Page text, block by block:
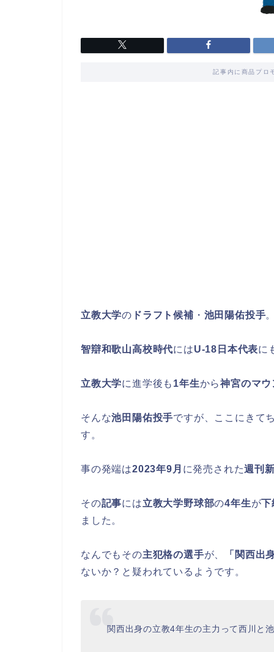
記事内に商品プロ
立教大学の ドラフト候補 ・ 池田陽佑投手
智辯和歌山高校時代にはU-18日本代表に
立教大学に進学後も 1年生から神宮のマウ
そんな池田陽佑投手ですが、ここにきて
す。
事の発端は2023年9月 に発売された週刊
その記事には立教大学野球部の4年生が下
ました。
なんでもその主犯格の選手が、
「関西出
ないか？と疑われているようです。
関西出身の立教4年生の主力って西川と